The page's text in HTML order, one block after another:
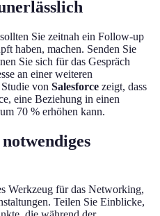
Sie zeitnah ein Follow-up
haben, machen. Senden Sie
Sie sich für das Gespräch
an einer weiteren
von Salesforce zeigt, dass
eine Beziehung in einen
70 % erhöhen kann.
Werkzeug für das Networking,
Teilen Sie Einblicke,